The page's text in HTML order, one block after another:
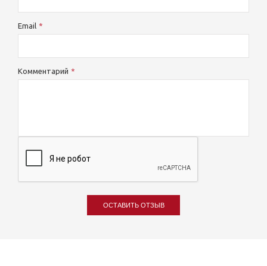
Email
Комментарий
ОСТАВИТЬ ОТЗЫВ